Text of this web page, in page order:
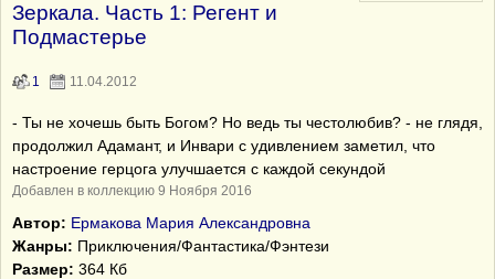
Зеркала. Часть 1: Регент и
Подмастерье
1 11.04.2012
- Ты не хочешь быть Богом? Но ведь ты честолюбив? - не глядя,
продолжил Адамант, и Инвари с удивлением заметил, что
настроение герцога улучшается с каждой секундой
Добавлен в коллекцию 9 Ноября 2016
Автор: Ермакова Мария Александровна
Жанры: Приключения/Фантастика/Фэнтези
Размер: 364 Кб